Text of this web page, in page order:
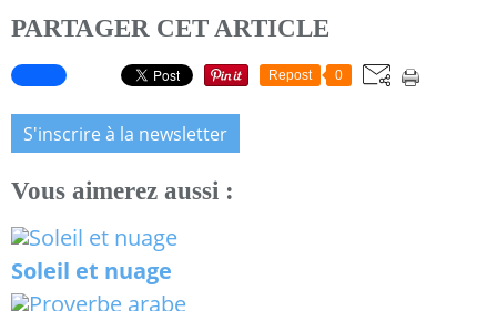
PARTAGER CET ARTICLE
Repost 0
S'inscrire à la newsletter
Vous aimerez aussi :
Soleil et nuage